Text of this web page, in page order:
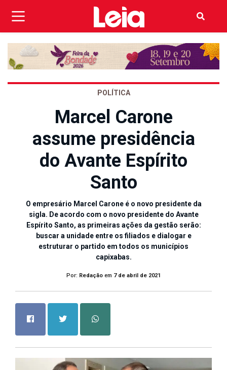
POLÍTICA
Marcel Carone
assume presidência
do Avante Espírito
Santo
O empresário Marcel Carone é o novo presidente da
sigla. De acordo com o novo presidente do Avante
Espírito Santo, as primeiras ações da gestão serão:
buscar a unidade entre os filiados e dialogar e
estruturar o partido em todos os municípios
capixabas.
Por: Redação em 7 de abril de 2021